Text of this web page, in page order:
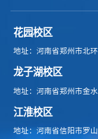
花园校区
地址：河南省郑州市北
龙子湖校区
地址：河南省郑州市金
江淮校区
地址：河南省信阳市罗